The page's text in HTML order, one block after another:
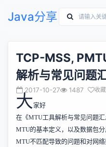
Java分享
TCP-MSS,
解析与常见问题
2017-10-27 1487 收藏
大 家好
在《MTU工具解析与常见问题汇
MTU的基本定义，以及数据包
MTU不匹配导致的问题和对网络